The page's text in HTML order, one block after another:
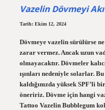
Vazelin Dövmeyi
Tarih: Ekim 12, 2024
Dövmeye vazelin sürülürse
zarar vermez. Ancak uzun
olmayacaktır. Dövmeler
ışınları nedeniyle solarlar.
kaldığınızda yüksek SPF’li
öneririz. Dövme için hangi
Tattoo Vazelin Bubblegum